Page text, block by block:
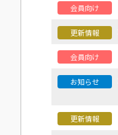
会員向け
更新情報
会員向け
お知らせ
更新情報